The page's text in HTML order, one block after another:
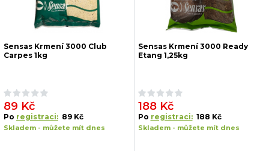
Sensas Krmení 3000 Club
Carpes 1kg
89 Kč
Po registraci: 89 Kč
Skladem - můžete mít dnes
Sensas Krmení 3000 Ready
Etang 1,25kg
188 Kč
Po registraci: 188 Kč
Skladem - můžete mít dnes